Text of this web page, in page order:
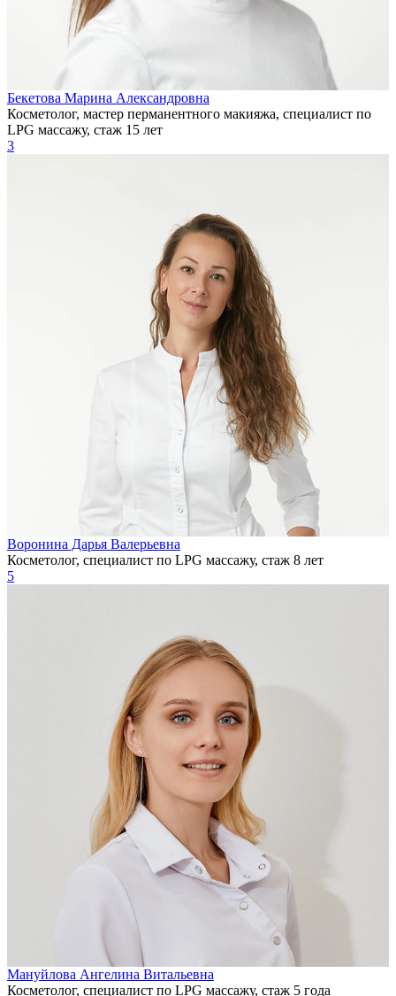
Бекетова Марина Александровна
Косметолог, мастер перманентного макияжа, специалист по
LPG массажу, стаж 15 лет
3
Воронина Дарья Валерьевна
Косметолог, специалист по LPG массажу, стаж 8 лет
5
Мануйлова Ангелина Витальевна
Косметолог, специалист по LPG массажу, стаж 5 года